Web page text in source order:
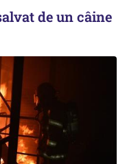
de un câine